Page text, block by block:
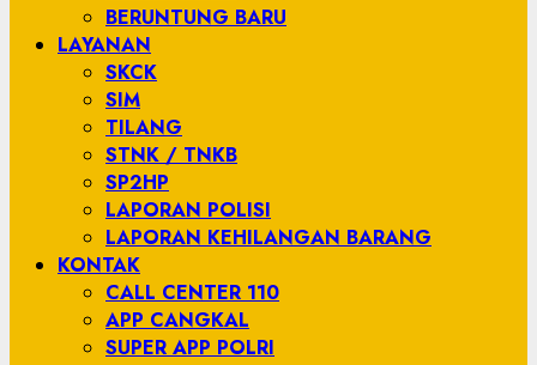
BERUNTUNG BARU
LAYANAN
SKCK
SIM
TILANG
STNK / TNKB
SP2HP
LAPORAN POLISI
LAPORAN KEHILANGAN BARANG
KONTAK
CALL CENTER 110
APP CANGKAL
SUPER APP POLRI